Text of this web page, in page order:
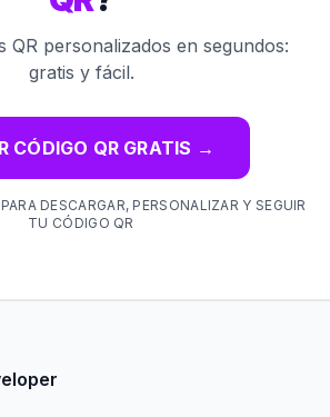
QR personalizados en segundos:
gratis y fácil.
CÓDIGO QR GRATIS →
DESCARGAR, PERSONALIZAR Y SEGUIR
TU CÓDIGO QR